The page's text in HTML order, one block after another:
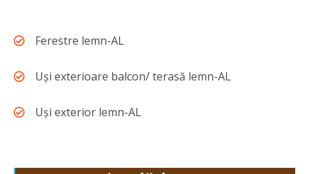
Ferestre lemn-AL
Uși exterioare balcon/ terasă lemn-AL
Uși exterior lemn-AL